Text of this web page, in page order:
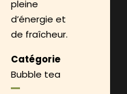
pleine
d’énergie et
de fraîcheur.
Catégorie
Bubble tea